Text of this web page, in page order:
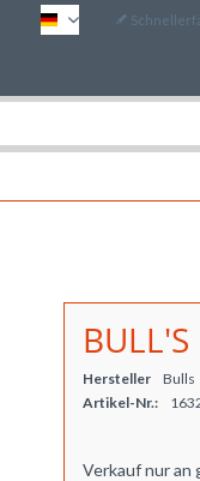
DE
Hersteller
Bulls
Artikel-Nr.:
Verkauf nur an